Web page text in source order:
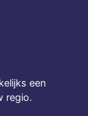
een
regio.